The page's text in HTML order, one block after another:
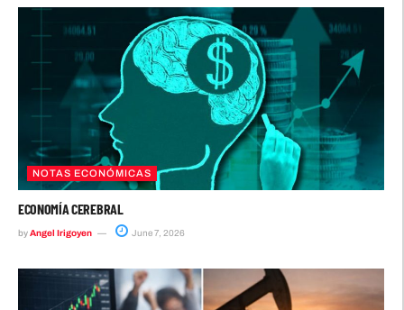
NOTAS ECONÓMICAS
ECONOMÍA CEREBRAL
byAngel Irigoyen June 7, 2026